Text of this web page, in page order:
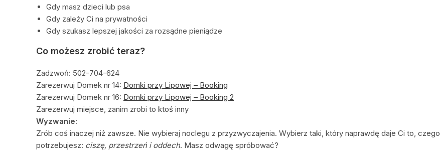
Gdy masz dzieci lub psa
Gdy zależy Ci na prywatności
Gdy szukasz lepszej jakości za rozsądne pieniądze
Co możesz zrobić teraz?
Zadzwoń: 502-704-624
Zarezerwuj Domek nr 14: Domki przy Lipowej – Booking
Zarezerwuj Domek nr 16: Domki przy Lipowej – Booking 2
Zarezerwuj miejsce, zanim zrobi to ktoś inny
Wyzwanie:
Zrób coś inaczej niż zawsze. Nie wybieraj noclegu z przyzwyczajenia. Wybierz taki, który naprawdę daje Ci to, czego
potrzebujesz: ciszę, przestrzeń i oddech. Masz odwagę spróbować?